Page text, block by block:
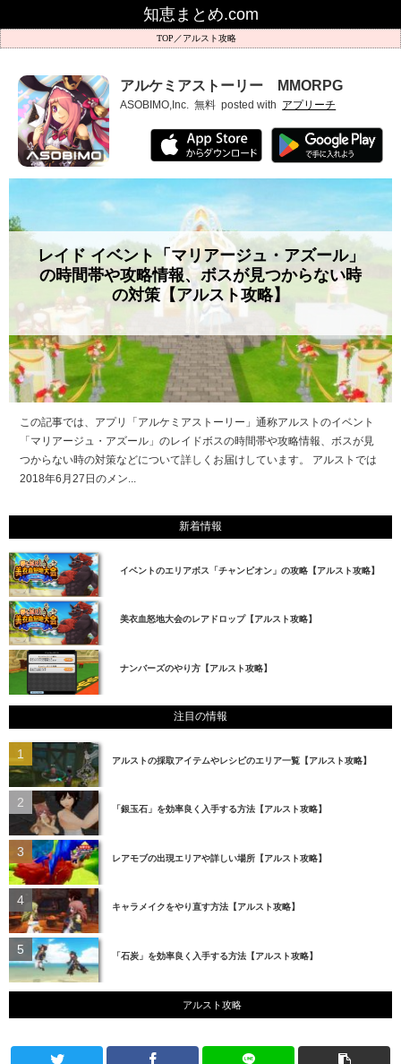
知恵まとめ.com
アルスト攻略
アルケミアストーリー MMORPG
ASOBIMO,Inc. 無料 posted with アプリーチ
レイド イベント「マリアージュ・アズール」
の時間帯や攻略情報、ボスが見つからない時
の対策【アルスト攻略】
この記事では、アプリ「アルケミアストーリー」通称アルストのイベント
「マリアージュ・アズール」のレイドボスの時間帯や攻略情報、ボスが見
つからない時の対策などについて詳しくお届けしています。 アルストでは
2018年6月27日のメン...
新着情報
イベントのエリアボス「チャンピオン」の攻略【アルスト攻略】
美衣血怒地大会のレアドロップ【アルスト攻略】
ナンバーズのやり方【アルスト攻略】
注目の情報
アルストの採取アイテムやレシピのエリア一覧【アルスト攻略】
「銀玉石」を効率良く入手する方法【アルスト攻略】
レアモブの出現エリアや詳しい場所【アルスト攻略】
キャラメイクをやり直す方法【アルスト攻略】
「石炭」を効率良く入手する方法【アルスト攻略】
アルスト攻略